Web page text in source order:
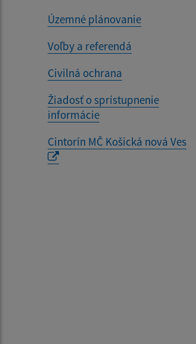
Územné plánovanie
Voľby a referendá
Civilná ochrana
Žiadosť o sprístupnenie
informácie
Cintorín MČ Košická nová Ves